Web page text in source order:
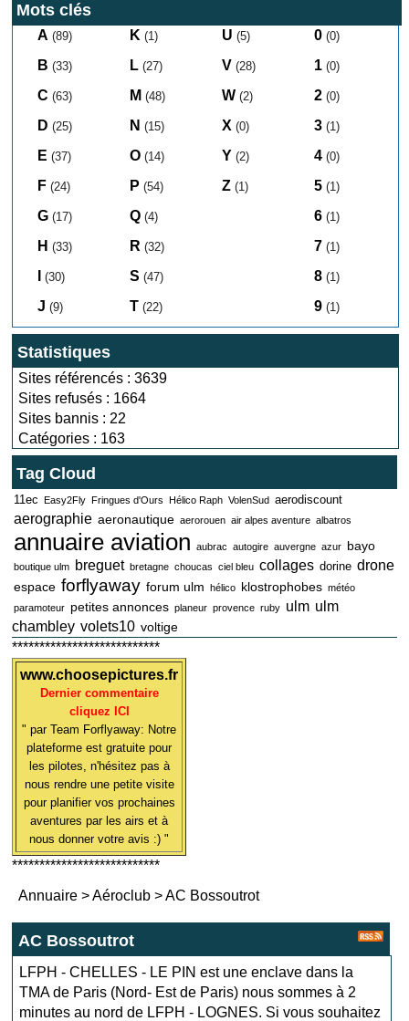
Mots clés
A (89)
B (33)
C (63)
D (25)
E (37)
F (24)
G (17)
H (33)
(30)
J (9)
K (1)
L (27)
M (48)
N (15)
O (14)
P (54)
Q (4)
R (32)
S (47)
T (22)
U (5)
V (28)
W (2)
X (0)
Y (2)
Z (1)
0 (0)
1 (0)
2 (0)
3 (1)
4 (0)
5 (1)
6 (1)
7 (1)
8 (1)
9 (1)
Statistiques
Sites référencés : 3639
Sites refusés : 1664
Sites bannis : 22
Catégories : 163
Tag Cloud
11ec Easy2Fly Fringues d'Ours Hélico Raph VolenSud aerodiscount
aerographie aeronautique aerorouen air alpes aventure albatros
annuaire aviation aubrac autogire auvergne azur bayo
boutique ulm breguet bretagne choucas ciel bleu collages dorine drone
espace forflyaway forum ulm hélico klostrophobes météo
paramoteur petites annonces planeur provence ruby ulm ulm
chambley volets10 voltige
***************************
www.choosepictures.fr
Dernier commentaire
cliquez ICI
" par Team Forflyaway: Notre
plateforme est gratuite pour
les pilotes, n'hésitez pas à
nous rendre une petite visite
pour planifier vos prochaines
aventures par les airs et à
nous donner votre avis :) "
***************************
Annuaire >Aéroclub >AC Bossoutrot
AC Bossoutrot
LFPH - CHELLES - LE PIN est une enclave dans la
TMA de Paris (Nord- Est de Paris) nous sommes à 2
minutes au nord de LFPH - LOGNES. Si vous souhaitez